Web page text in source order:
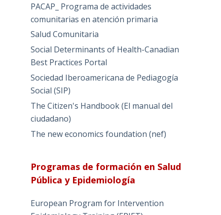
PACAP_ Programa de actividades
comunitarias en atención primaria
Salud Comunitaria
Social Determinants of Health-Canadian
Best Practices Portal
Sociedad Iberoamericana de Pediagogía
Social (SIP)
The Citizen's Handbook (El manual del
ciudadano)
The new economics foundation (nef)
Programas de formación en Salud
Pública y Epidemiología
European Program for Intervention